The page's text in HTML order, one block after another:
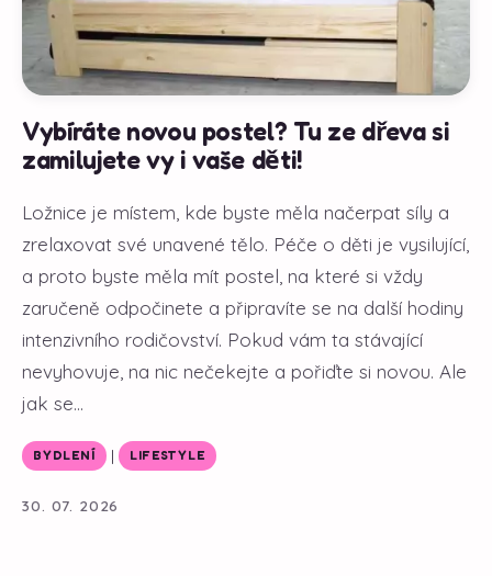
Vybíráte novou postel? Tu ze dřeva si
zamilujete vy i vaše děti!
Ložnice je místem, kde byste měla načerpat síly a
zrelaxovat své unavené tělo. Péče o děti je vysilující,
a proto byste měla mít postel, na které si vždy
zaručeně odpočinete a připravíte se na další hodiny
intenzivního rodičovství. Pokud vám ta stávající
nevyhovuje, na nic nečekejte a pořiďte si novou. Ale
jak se...
BYDLENÍ | LIFESTYLE
30. 07. 2026